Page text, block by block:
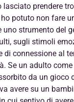
lasciato prendere
potuto non fare
uno strumento del
sugli stimoli
di connessione al
Se un adulto
da un gioco
avere su un